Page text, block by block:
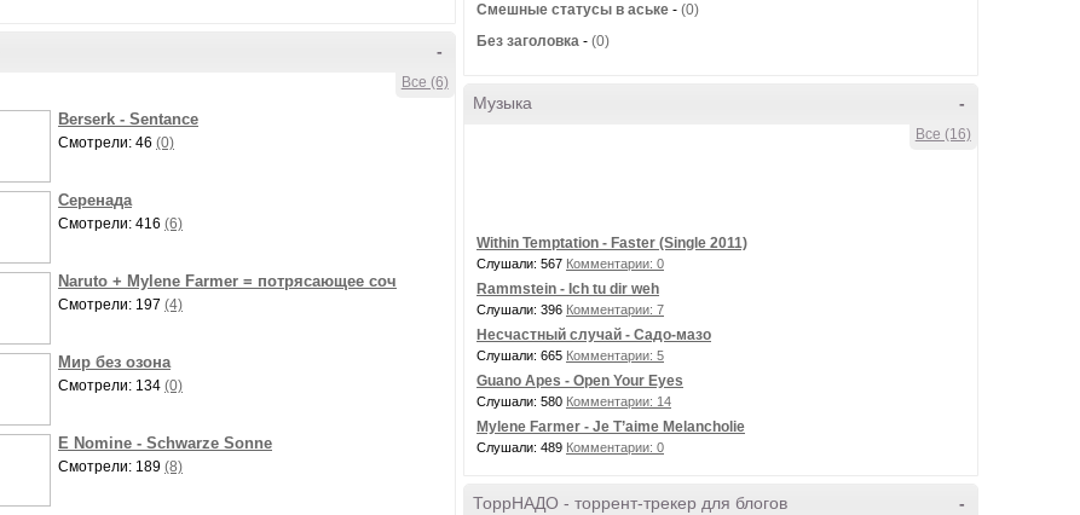
-
Все (6)
Berserk - Sentance
Смотрели: 46 (0)
Серенада
Смотрели: 416 (6)
Naruto + Mylene Farmer = потрясающее соч
Смотрели: 197 (4)
Мир без озона
Смотрели: 134 (0)
E Nomine - Schwarze Sonne
Смотрели: 189 (8)
Смешные статусы в аське - (0)
Без заголовка - (0)
-
Музыка
Все (16)
Within Temptation - Faster (Single 2011)
Слушали: 567 Комментарии: 0
Rammstein - Ich tu dir weh
Слушали: 396 Комментарии: 7
Несчастный случай - Садо-мазо
Слушали: 665 Комментарии: 5
Guano Apes - Open Your Eyes
Слушали: 580 Комментарии: 14
Mylene Farmer - Je T’aime Melancholie
Слушали: 489 Комментарии: 0
-
ТоррНАДО - торрент-трекер для блогов